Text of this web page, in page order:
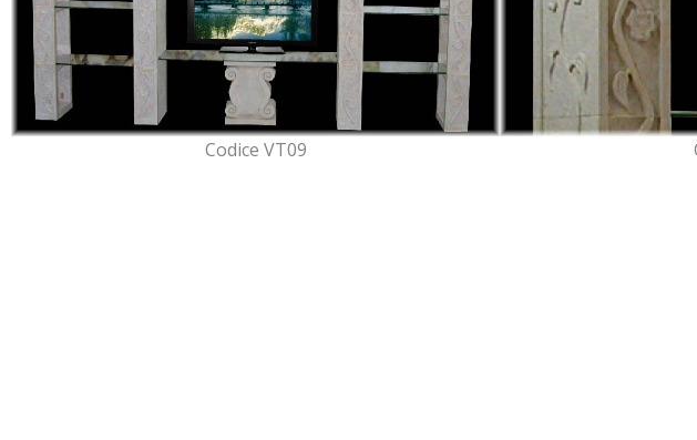
Codice VT09